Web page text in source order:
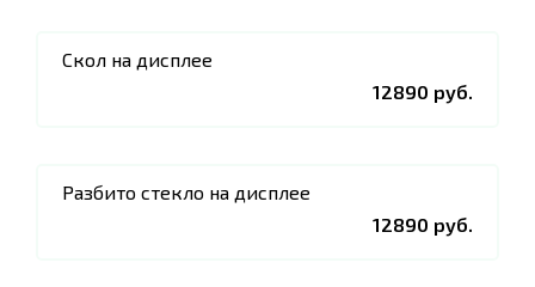
Скол на дисплее
12890 руб.
Разбито стекло на дисплее
12890 руб.